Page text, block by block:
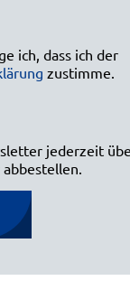
ich, dass ich der
zustimme.
jederzeit